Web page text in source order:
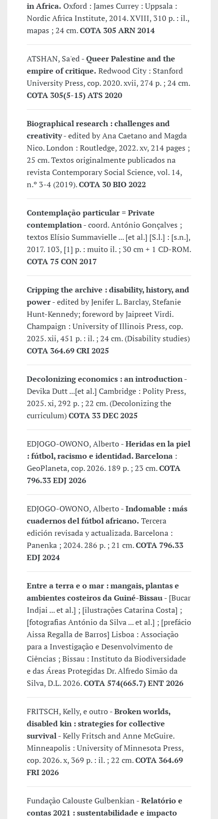
in Africa. Oxford : James Currey : Uppsala :
Nordic Africa Institute, 2014. XVIII, 310 p. : il.,
mapas ; 24 cm.COTA 305 ARN 2014
ATSHAN, Sa'ed -Queer Palestine and the
empire of critique. Redwood City : Stanford
University Press, cop. 2020. xvii, 274 p. ; 24 cm.
COTA 305(5-15) ATS 2020
Biographical research : challenges and
creativity- edited by Ana Caetano and Magda
Nico. London : Routledge, 2022. xv, 214 pages ;
25 cm. Textos originalmente publicados na
revista Contemporary Social Science, vol. 14,
n.º 3-4 (2019).COTA 30 BIO 2022
Contemplação particular = Private
contemplation- coord. António Gonçalves ;
textos Elísio Summavielle ... [et al.] [S.l.] : [s.n.],
2017. 103, [1] p. : muito il. ; 30 cm + 1 CD-ROM.
COTA 75 CON 2017
Cripping the archive : disability, history, and
power- edited by Jenifer L. Barclay, Stefanie
Hunt-Kennedy; foreword by Jaipreet Virdi.
Champaign : University of Illinois Press, cop.
2025. xii, 451 p. : il. ; 24 cm. (Disability studies)
COTA 364.69 CRI 2025
Decolonizing economics : an introduction-
Devika Dutt ...[et al.] Cambridge : Polity Press,
2025. xi, 292 p. ; 22 cm. (Decolonizing the
curriculum)COTA 33 DEC 2025
EDJOGO-OWONO, Alberto -Heridas en la piel
: fútbol, racismo e identidad. Barcelona :
GeoPlaneta, cop. 2026. 189 p. ; 23 cm.COTA
796.33 EDJ 2026
EDJOGO-OWONO, Alberto -Indomable : más
cuadernos del fútbol africano. Tercera
edición revisada y actualizada. Barcelona :
Panenka ; 2024. 286 p. ; 21 cm.COTA 796.33
EDJ 2024
Entre a terra e o mar : mangais, plantas e
ambientes costeiros da Guiné-Bissau- [Bucar
Indjai ... et al.] ; [ilustrações Catarina Costa] ;
[fotografias António da Silva ... et al.] ; [prefácio
Aissa Regalla de Barros] Lisboa : Associação
para a Investigação e Desenvolvimento de
Ciências ; Bissau : Instituto da Biodiversidade
e das Áreas Protegidas Dr. Alfredo Simão da
Silva, D.L. 2026.COTA 574(665.7) ENT 2026
FRITSCH, Kelly, e outro -Broken worlds,
disabled kin : strategies for collective
survival- Kelly Fritsch and Anne McGuire.
Minneapolis : University of Minnesota Press,
cop. 2026. x, 369 p. : il. ; 22 cm.COTA 364.69
FRI 2026
Fundação Calouste Gulbenkian -Relatório e
contas 2021 : sustentabilidade e impacto